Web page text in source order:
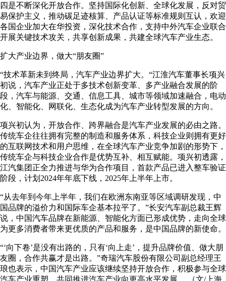
四是不断深化开放合作。坚持国际化创新、全球化发展，反对贸
易保护主义，推动碳足迹核算、产品认证等标准规则互认，欢迎
各国企业加大在华投资，深化技术合作，支持中外汽车企业联合
开展关键技术攻关，共享创新成果，共建全球汽车产业生态。
扩大产业边界，做大“朋友圈”
“技术革新未到终局，汽车产业边界扩大。“江淮汽车董事长项兴
初说，汽车产业正处于多技术创新变革、多产业融合发展的阶
段，汽车与能源、交通、信息工具、城市等领域加速融合，电动
化、智能化、网联化、生态化成为汽车产业转型发展的方向。
项兴初认为，开放合作、跨界融合是汽车产业发展的必由之路。
传统车企往往拥有完整的制造和服务体系，科技企业则拥有更好
的互联网技术和用户思维，在全球汽车产业竞争加剧的形势下，
传统车企与科技企业合作是优势互补、相互赋能。项兴初透露，
江汽集团正全力推进与华为合作项目，首款产品已进入整车验证
阶段，计划2024年年底下线，2025年上半年上市。
“从去年到今年上半年，我们在欧洲东南亚等区域调研发现，中
国品牌的溢价力和国际车企基本拉平了。”长安汽车副总裁王辉
说，中国汽车品牌在新能源、智能化方面已形成优势，走向全球
为更多消费者带来更优质的产品和服务，是中国品牌的新使命。
“‘向下卷’是没有出路的，只有‘向上走’，提升品牌价值、做大朋
友圈，合作共赢才是出路。”奇瑞汽车股份有限公司副总经理王
琅也表示，中国汽车产业应该继续坚持开放合作，积极参与全球
汽车产业重塑，共同推进汽车产业向更高水平发展。 （文/上海